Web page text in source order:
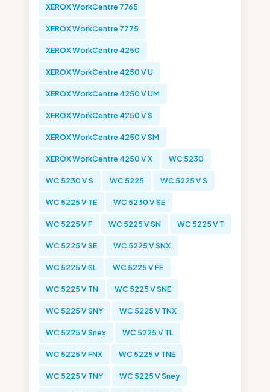
XEROX WorkCentre 7765
XEROX WorkCentre 7775
XEROX WorkCentre 4250
XEROX WorkCentre 4250 V U
XEROX WorkCentre 4250 V UM
XEROX WorkCentre 4250 V S
XEROX WorkCentre 4250 V SM
XEROX WorkCentre 4250 V X WC 5230
WC 5230 V S WC 5225 WC 5225 V S
WC 5225 V TE WC 5230 V SE
WC 5225 V F WC 5225 V SN WC 5225 V T
WC 5225 V SE WC 5225 V SNX
WC 5225 V SL WC 5225 V FE
WC 5225 V TN WC 5225 V SNE
WC 5225 V SNY WC 5225 V TNX
WC 5225 V Snex WC 5225 V TL
WC 5225 V FNX WC 5225 V TNE
WC 5225 V TNY WC 5225 V Sney